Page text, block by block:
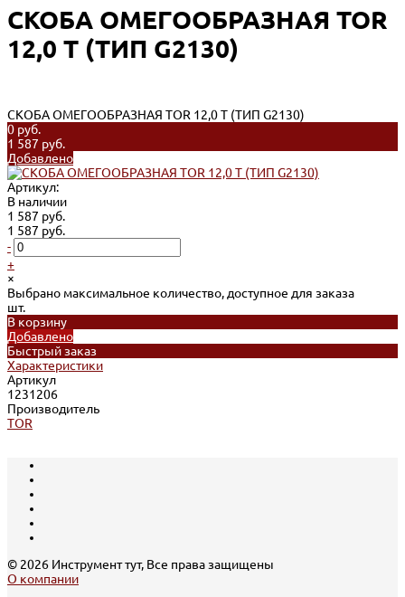
СКОБА ОМЕГООБРАЗНАЯ TOR
12,0 Т (ТИП G2130)
СКОБА ОМЕГООБРАЗНАЯ TOR 12,0 Т (ТИП G2130)
0 руб.
1 587 руб.
Добавлено
Артикул:
В наличии
1 587 руб.
1 587 руб.
-
+
×
Выбрано максимальное количество, доступное для заказа
шт.
В корзину
Добавлено
Быстрый заказ
Характеристики
Артикул
1231206
Производитель
TOR
© 2026 Инструмент тут, Все права защищены
О компании